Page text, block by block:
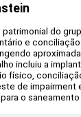
do
e
incluiu a
físico,
de impairment
o